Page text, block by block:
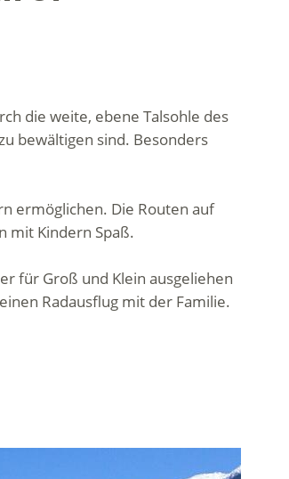
die weite, ebene Talsohle des
bewältigen sind. Besonders
ermöglichen. Die Routen auf
mit Kindern Spaß.
für Groß und Klein ausgeliehen
Radausflug mit der Familie.